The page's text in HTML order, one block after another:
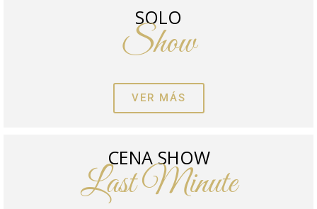
SOLO
Show
VER MÁS
CENA SHOW
Last Minute